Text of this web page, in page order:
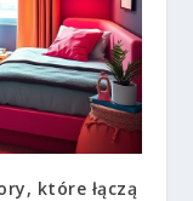
które łączą